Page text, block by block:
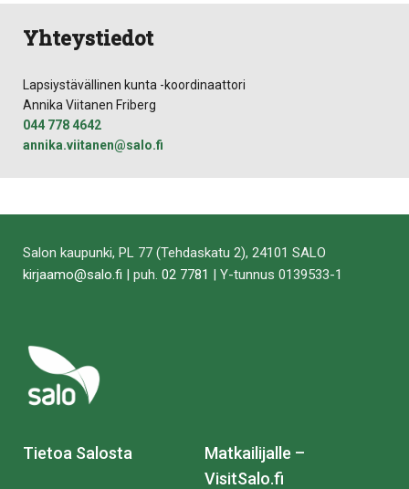
Yhteystiedot
Lapsiystävällinen kunta -koordinaattori
Annika Viitanen Friberg
044 778 4642
annika.viitanen@salo.fi
Salon kaupunki, PL 77 (Tehdaskatu 2), 24101 SALO
kirjaamo@salo.fi | puh. 02 7781 | Y-tunnus 0139533-1
Tietoa Salosta
Matkailijalle –
VisitSalo.fi